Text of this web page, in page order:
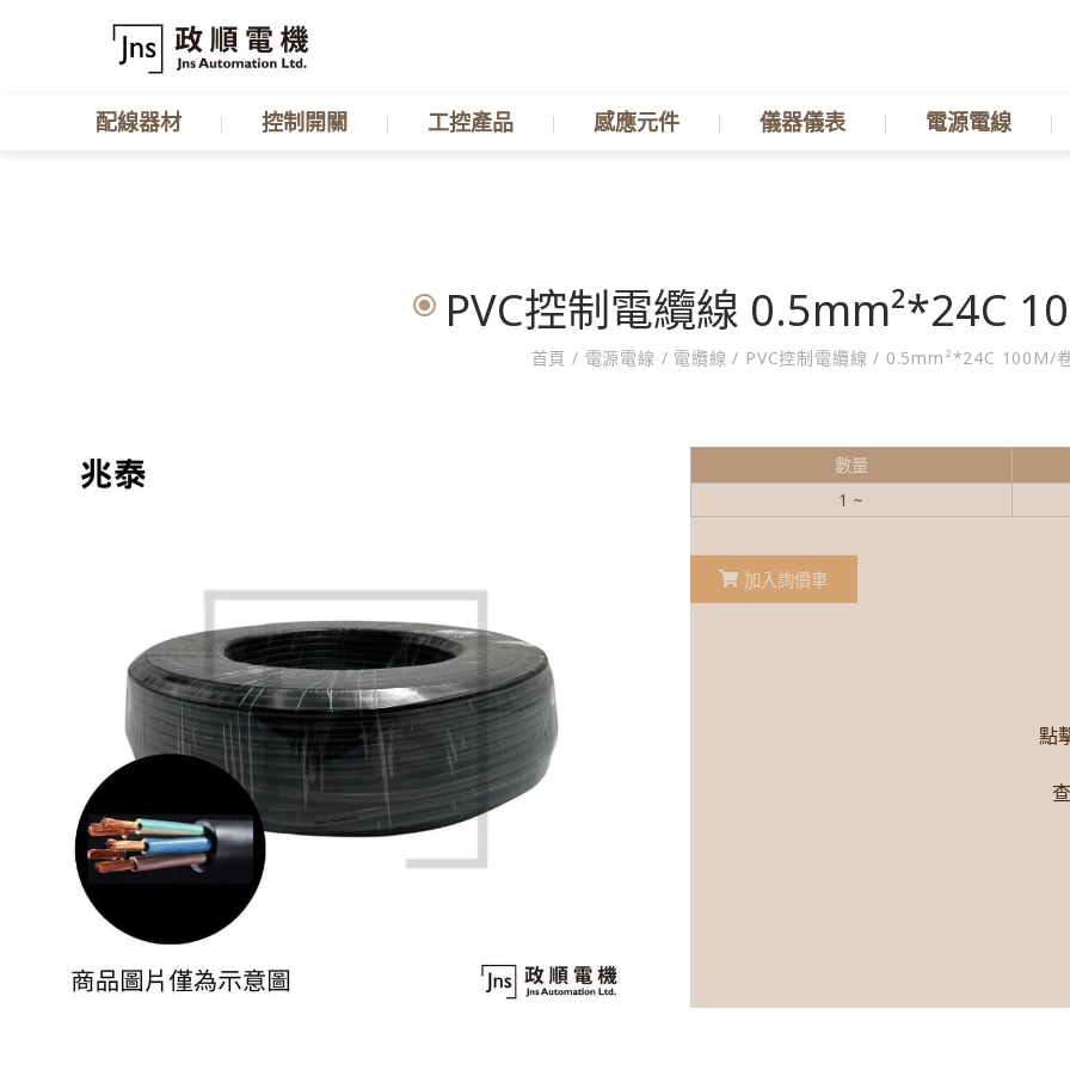
配線器材 控制開關 工控產品 感應元件 儀器儀表 電源電線
PVC控制電纜線 0.5mm²*24C
首頁 / 電源電線 / 電纜線/ PVC控制電纜線/ 0.5mm²*24C 100M/
點
數量
1 ~
加入詢價車